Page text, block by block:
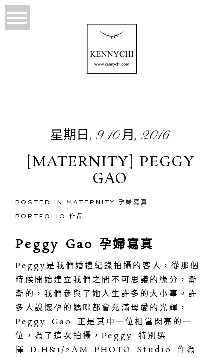
星期日, 9 10 月, 2016
[MATERNITY] PEGGY
GAO
POSTED IN MATERNITY 孕婦寫真 ,
PORTFOLIO 作品
Peggy Gao 孕婦寫真
Peggy是我們婚禮紀錄拍攝的客人，從那個
時候開始建立我們之間不可思議的緣分，漸
漸的，我們參與了她人生許多的大小事。許
多人說懷孕的媽咪都會充滿母愛的光輝，
Peggy Gao 正是其中一位相當閃亮的一
位，為了這次拍攝，Peggy 特別選
擇 D.H&1/2AM PHOTO Studio 作為